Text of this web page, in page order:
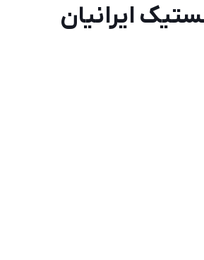
ايرانيان